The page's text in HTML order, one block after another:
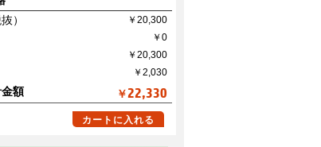
）
額 ￥22,330
カートに入れる